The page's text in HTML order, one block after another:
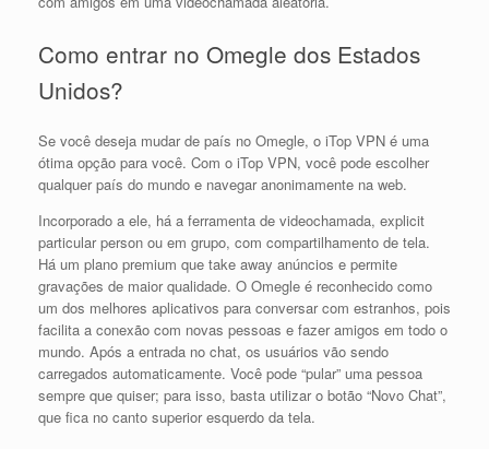
Como entrar no Omegle dos Estados
Unidos?
Se você deseja mudar de país no Omegle, o iTop VPN é uma
ótima opção para você. Com o iTop VPN, você pode escolher
qualquer país do mundo e navegar anonimamente na web.
Incorporado a ele, há a ferramenta de videochamada, explicit
particular person ou em grupo, com compartilhamento de tela.
Há um plano premium que take away anúncios e permite
gravações de maior qualidade. O Omegle é reconhecido como
um dos melhores aplicativos para conversar com estranhos, pois
facilita a conexão com novas pessoas e fazer amigos em todo o
mundo. Após a entrada no chat, os usuários vão sendo
carregados automaticamente. Você pode “pular” uma pessoa
sempre que quiser; para isso, basta utilizar o botão “Novo Chat”,
que fica no canto superior esquerdo da tela.